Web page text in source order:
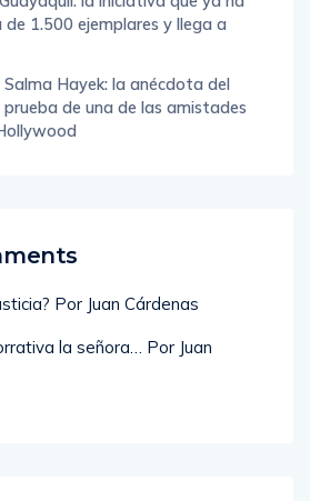
1.500 ejemplares y llega a
Salma Hayek: la anécdota del
de una de las amistades
Por Juan Cárdenas
la señora… Por Juan